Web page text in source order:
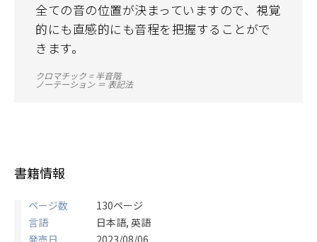
全ての音の位置が決まっていますので、視覚
的にも直感的にも音程を把握することがで
きます。
クロマチック = 半音階
ノーテーション ＝ 表記法
書籍情報
ページ数
130ページ
言語
日本語, 英語